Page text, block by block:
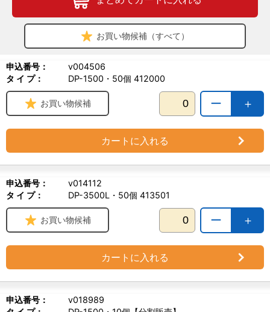
お買い物候補（すべて）
申込番号：
v004506
タ イ プ：
DP-1500・50個 412000
＋
ー
お買い物候補
カートに入れる
申込番号：
v014112
タ イ プ：
DP-3500L・50個 413501
＋
ー
お買い物候補
カートに入れる
申込番号：
v018989